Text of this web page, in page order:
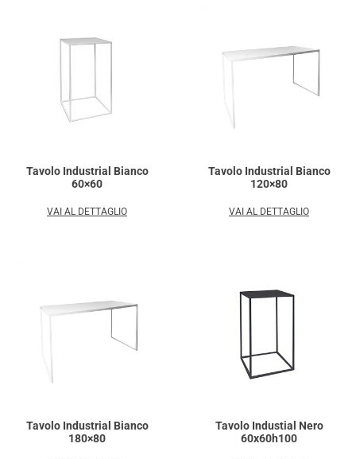
Tavolo Industrial Bianco
60×60
VAI AL DETTAGLIO
Tavolo Industrial Bianco
120×80
VAI AL DETTAGLIO
Tavolo Industrial Bianco
180×80
Tavolo Industial Nero
60x60h100